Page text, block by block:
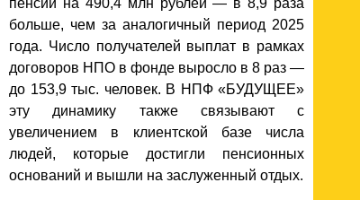
пенсии на 490,4 млн рублей — в 8,9 раза
больше, чем за аналогичный период 2025
года. Число получателей выплат в рамках
договоров НПО в фонде выросло в 8 раз —
до 153,9 тыс. человек. В НПФ «БУДУЩЕЕ»
эту динамику также связывают с
увеличением в клиентской базе числа
людей, которые достигли пенсионных
оснований и вышли на заслуженный отдых.